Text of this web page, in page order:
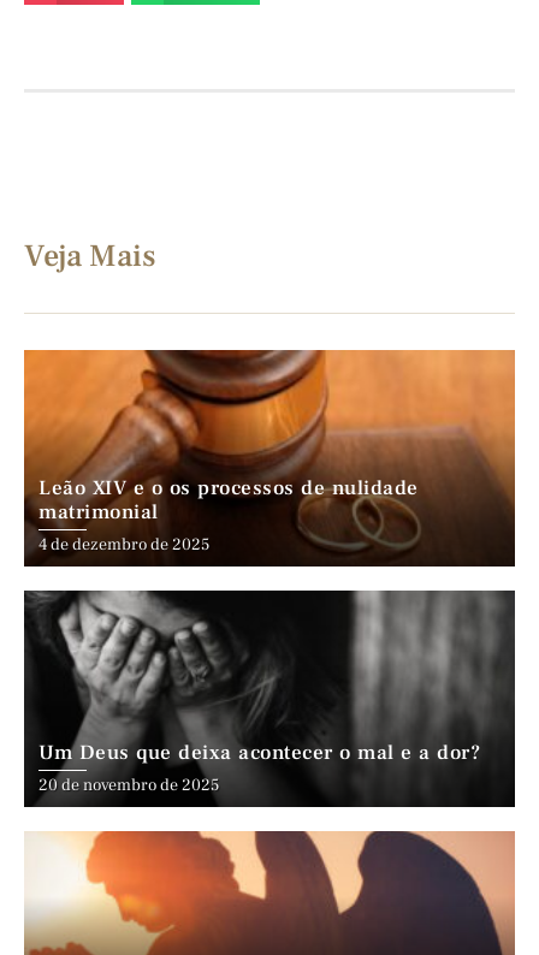
Veja Mais
Leão XIV e o os processos de nulidade
matrimonial
4 de dezembro de 2025
Um Deus que deixa acontecer o mal e a dor?
20 de novembro de 2025